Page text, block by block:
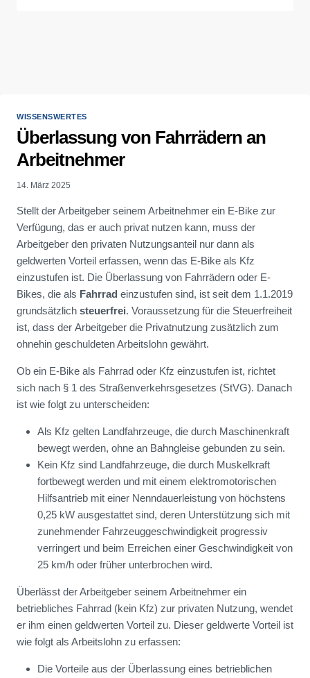
WISSENSWERTES
Überlassung von Fahrrädern an
Arbeitnehmer
14. März 2025
Stellt der Arbeitgeber seinem Arbeitnehmer ein E-Bike zur
Verfügung, das er auch privat nutzen kann, muss der
Arbeitgeber den privaten Nutzungsanteil nur dann als
geldwerten Vorteil erfassen, wenn das E-Bike als Kfz
einzustufen ist. Die Überlassung von Fahrrädern oder E-
Bikes, die als Fahrrad einzustufen sind, ist seit dem 1.1.2019
grundsätzlich steuerfrei. Voraussetzung für die Steuerfreiheit
ist, dass der Arbeitgeber die Privatnutzung zusätzlich zum
ohnehin geschuldeten Arbeitslohn gewährt.
Ob ein E-Bike als Fahrrad oder Kfz einzustufen ist, richtet
sich nach § 1 des Straßenverkehrsgesetzes (StVG). Danach
ist wie folgt zu unterscheiden:
Als Kfz gelten Landfahrzeuge, die durch Maschinenkraft
bewegt werden, ohne an Bahngleise gebunden zu sein.
Kein Kfz sind Landfahrzeuge, die durch Muskelkraft
fortbewegt werden und mit einem elektromotorischen
Hilfsantrieb mit einer Nenndauerleistung von höchstens
0,25 kW ausgestattet sind, deren Unterstützung sich mit
zunehmender Fahrzeuggeschwindigkeit progressiv
verringert und beim Erreichen einer Geschwindigkeit von
25 km/h oder früher unterbrochen wird.
Überlässt der Arbeitgeber seinem Arbeitnehmer ein
betriebliches Fahrrad (kein Kfz) zur privaten Nutzung, wendet
er ihm einen geldwerten Vorteil zu. Dieser geldwerte Vorteil ist
wie folgt als Arbeitslohn zu erfassen:
Die Vorteile aus der Überlassung eines betrieblichen